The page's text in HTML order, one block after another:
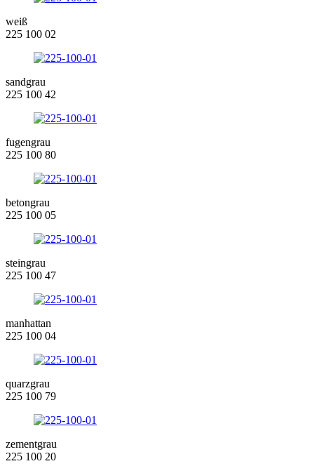
weiß
225 100 02
sandgrau
225 100 42
fugengrau
225 100 80
betongrau
225 100 05
steingrau
225 100 47
manhattan
225 100 04
quarzgrau
225 100 79
zementgrau
225 100 20